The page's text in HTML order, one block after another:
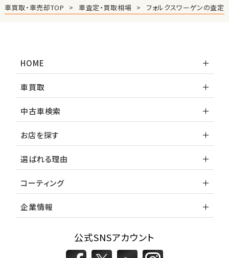
車買取・車売却TOP 車査定・買取相場 フォルクスワーゲンの査定
HOME
車買取
中古車検索
お店を探す
選ばれる理由
コーティング
企業情報
公式SNSアカウント